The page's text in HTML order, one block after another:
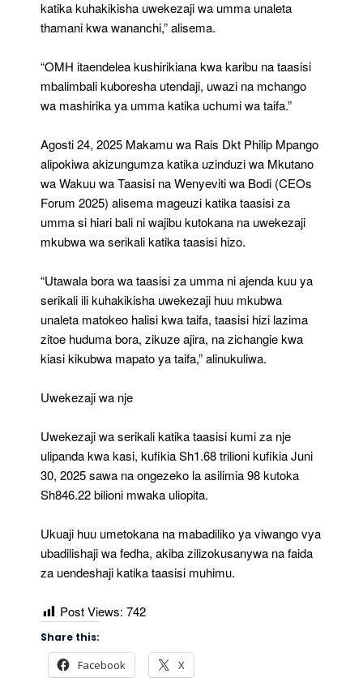
katika kuhakikisha uwekezaji wa umma unaleta
thamani kwa wananchi,” alisema.
“OMH itaendelea kushirikiana kwa karibu na taasisi
mbalimbali kuboresha utendaji, uwazi na mchango
wa mashirika ya umma katika uchumi wa taifa.”
Agosti 24, 2025 Makamu wa Rais Dkt Philip Mpango
alipokiwa akizungumza katika uzinduzi wa Mkutano
wa Wakuu wa Taasisi na Wenyeviti wa Bodi (CEOs
Forum 2025) alisema mageuzi katika taasisi za
umma si hiari bali ni wajibu kutokana na uwekezaji
mkubwa wa serikali katika taasisi hizo.
“Utawala bora wa taasisi za umma ni ajenda kuu ya
serikali ili kuhakikisha uwekezaji huu mkubwa
unaleta matokeo halisi kwa taifa, taasisi hizi lazima
zitoe huduma bora, zikuze ajira, na zichangie kwa
kiasi kikubwa mapato ya taifa,” alinukuliwa.
Uwekezaji wa nje
Uwekezaji wa serikali katika taasisi kumi za nje
ulipanda kwa kasi, kufikia Sh1.68 trilioni kufikia Juni
30, 2025 sawa na ongezeko la asilimia 98 kutoka
Sh846.22 bilioni mwaka uliopita.
Ukuaji huu umetokana na mabadiliko ya viwango vya
ubadilishaji wa fedha, akiba zilizokusanywa na faida
za uendeshaji katika taasisi muhimu.
Post Views: 742
Share this:
Facebook X